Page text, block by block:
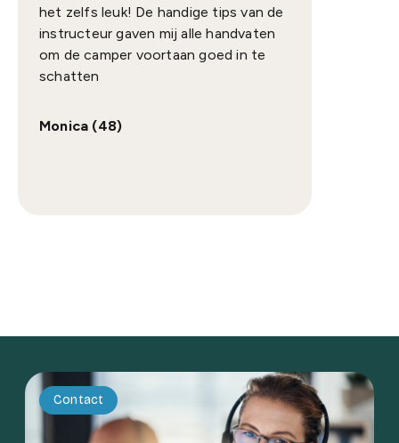
het zelfs leuk! De handige tips van de
instructeur gaven mij alle handvaten
om de camper voortaan goed in te
schatten
Monica (48)
Contact